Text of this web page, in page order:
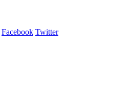
Facebook Twitter